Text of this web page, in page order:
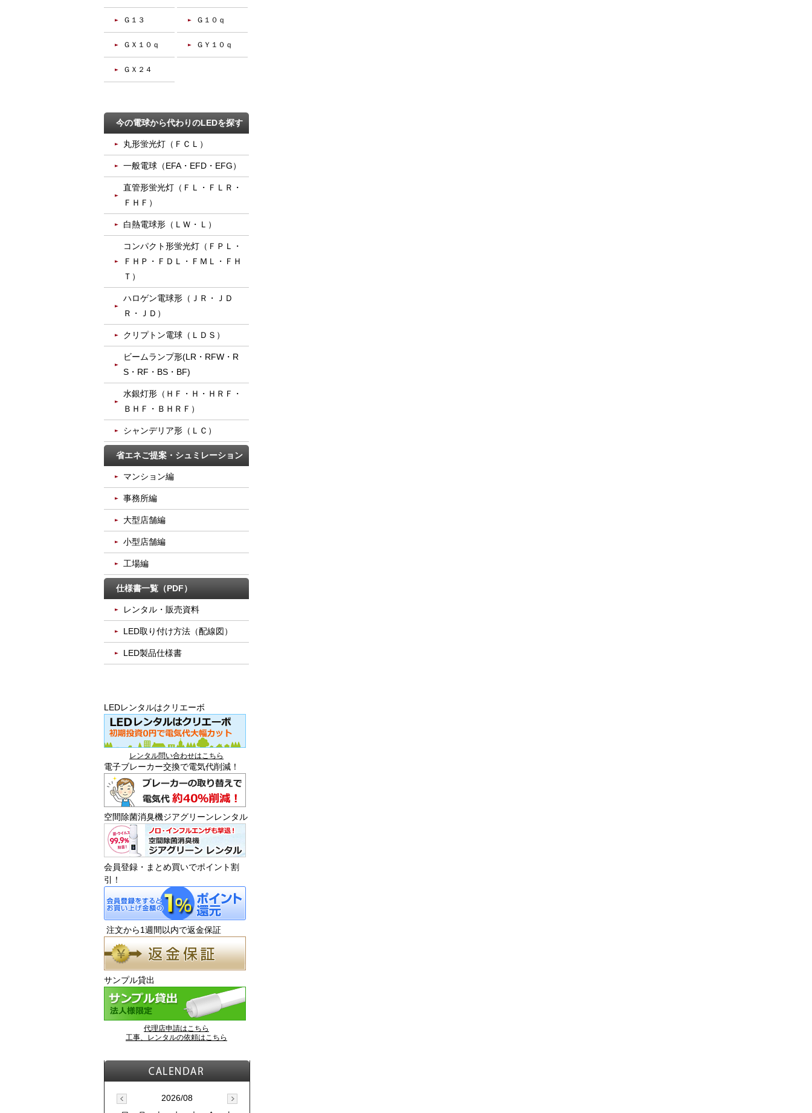
Ｇ１３ Ｇ１０ｑ
ＧＸ１０ｑ ＧＹ１０ｑ
ＧＸ２４
今の電球から代わりのLEDを探す
丸形蛍光灯（ＦＣＬ）
一般電球（EFA・EFD・EFG）
直管形蛍光灯（ＦＬ・ＦＬＲ・
ＦＨＦ）
白熱電球形（ＬＷ・Ｌ）
コンパクト形蛍光灯（ＦＰＬ・
ＦＨＰ・ＦＤＬ・ＦＭＬ・ＦＨ
Ｔ）
ハロゲン電球形（ＪＲ・ＪＤ
Ｒ・ＪＤ）
クリプトン電球（ＬＤＳ）
ビームランプ形(LR・RFW・R
S・RF・BS・BF)
水銀灯形（ＨＦ・Ｈ・ＨＲＦ・
ＢＨＦ・ＢＨＲＦ）
シャンデリア形（ＬＣ）
省エネご提案・シュミレーション
マンション編
事務所編
大型店舗編
小型店舗編
工場編
仕様書一覧（PDF）
レンタル・販売資料
LED取り付け方法（配線図）
LED製品仕様書
LEDレンタルはクリエーボ
レンタル問い合わせはこちら
電子ブレーカー交換で電気代削減！
空間除菌消臭機ジアグリーンレンタル
会員登録・まとめ買いでポイント割
引！
注文から1週間以内で返金保証
サンプル貸出
代理店申請はこちら
工事、レンタルの依頼はこちら
2026/08